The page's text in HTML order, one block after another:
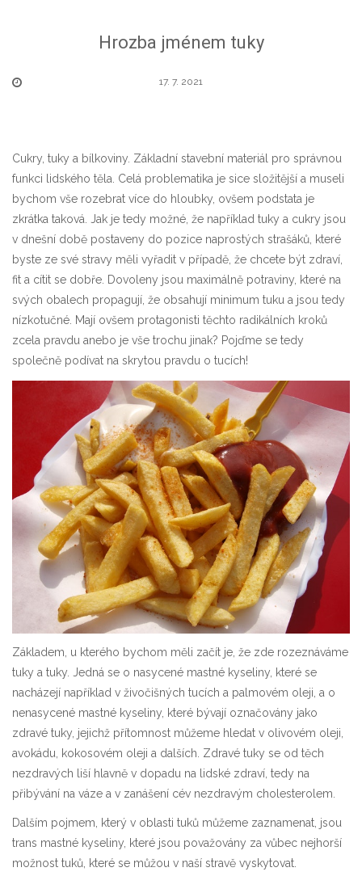
Hrozba jménem tuky
17. 7. 2021
Cukry, tuky a bílkoviny. Základní stavební materiál pro správnou
funkci lidského těla. Celá problematika je sice složitější a museli
bychom vše rozebrat více do hloubky, ovšem podstata je
zkrátka taková. Jak je tedy možné, že například tuky a cukry jsou
v dnešní době postaveny do pozice naprostých strašáků, které
byste ze své stravy měli vyřadit v případě, že chcete být zdraví,
fit a cítit se dobře. Dovoleny jsou maximálně potraviny, které na
svých obalech propagují, že obsahují minimum tuku a jsou tedy
nízkotučné. Mají ovšem protagonisti těchto radikálních kroků
zcela pravdu anebo je vše trochu jinak? Pojďme se tedy
společně podívat na skrytou pravdu o tucích!
Základem, u kterého bychom měli začít je, že zde rozeznáváme
tuky a tuky. Jedná se o nasycené mastné kyseliny, které se
nacházejí například v živočišných tucích a palmovém oleji, a o
nenasycené mastné kyseliny, které bývají označovány jako
zdravé tuky, jejichž přítomnost můžeme hledat v olivovém oleji,
avokádu, kokosovém oleji a dalších. Zdravé tuky se od těch
nezdravých liší hlavně v dopadu na lidské zdraví, tedy na
přibývání na váze a v zanášení cév nezdravým cholesterolem.
Dalším pojmem, který v oblasti tuků můžeme zaznamenat, jsou
trans mastné kyseliny, které jsou považovány za vůbec nejhorší
možnost tuků, které se můžou v naší stravě vyskytovat.